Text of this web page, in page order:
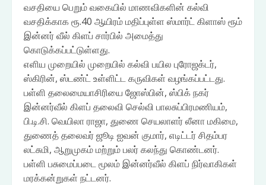
வசதியை பெறும் வகையில் மாணவிகளின் கல்வி
வசதிக்காக ரூ.40 ஆயிரம் மதிப்புள்ள ஸ்மார்ட் கிளாஸ் ரூம்
இன்னர் வீல் கிளப் சார்பில் அமைத்து
கொடுக்கப்பட்டுள்ளது.
எளிய முறையில் முறையில் கல்வி பயில புரோஜக்டர்,
ஸ்கிரின், ஸ்டண்ட் உள்ளிட்ட கருவிகள் வழங்கப்பட்டது.
பள்ளி தலைமையாசிரியை ஜோஸ்பின், ஸ்பிக் நகர்
இன்னர்வீல் கிளப் தலைவி செல்வி பாலசுப்பிரமணியம்,
பி.டி.சி. வெயிலா ராஜா, துணை செயலாளர் லீனா மகிமை,
துணைத் தலைவர் ஜூடி ஐவன் குமார், எடிட்டர் சிதம்பர
லட்சுமி, ஆறுமுகம் மற்றும் பலர் கலந்து கொண்டனர்.
பள்ளி பசுமைப்படை மூலம் இன்னர்வீல் கிளப் நிர்வாகிகள்
மரக்கன்றுகள் நட்டனர்.